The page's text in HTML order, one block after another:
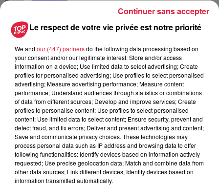
Au zoo de Mulhouse : rencontre
avec les flamants rouges
À découvrir également
Le respect de votre vie privée est notre priorité
We and our (447) partnersdo the following data processing based on
your consent and/or our legitimate interest: Store and/or access
information on a device; Use limited data to select advertising; Create
profiles for personalised advertising; Use profiles to select personalised
advertising; Measure advertising performance; Measure content
performance; Understand audiences through statistics or combinations
of data from different sources; Develop and improve services; Create
profiles to personalise content; Use profiles to select personalised
content; Use limited data to select content; Ensure security, prevent and
detect fraud, and fix errors; Deliver and present advertising and content;
Save and communicate privacy choices. These technologies may
process personal data such as IP address and browsing data to offer
following functionalities: Identify devices based on information actively
requested; Use precise geolocation data; Match and combine data from
other data sources; Link different devices; Identify devices based on
information transmitted automatically.
Continuer sans accepter